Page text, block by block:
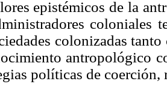
epistémicos de la
coloniales
colonizadas
antropológico
políticas de